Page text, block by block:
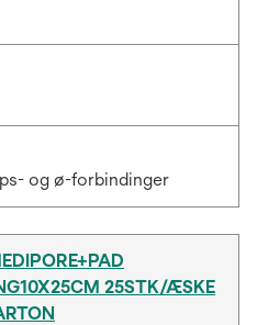
og ø-forbindinger
25STK/ÆSKE